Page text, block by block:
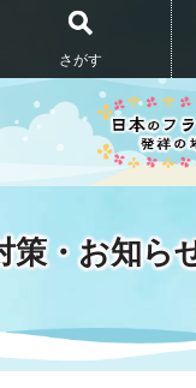
さがす
策・お知ら